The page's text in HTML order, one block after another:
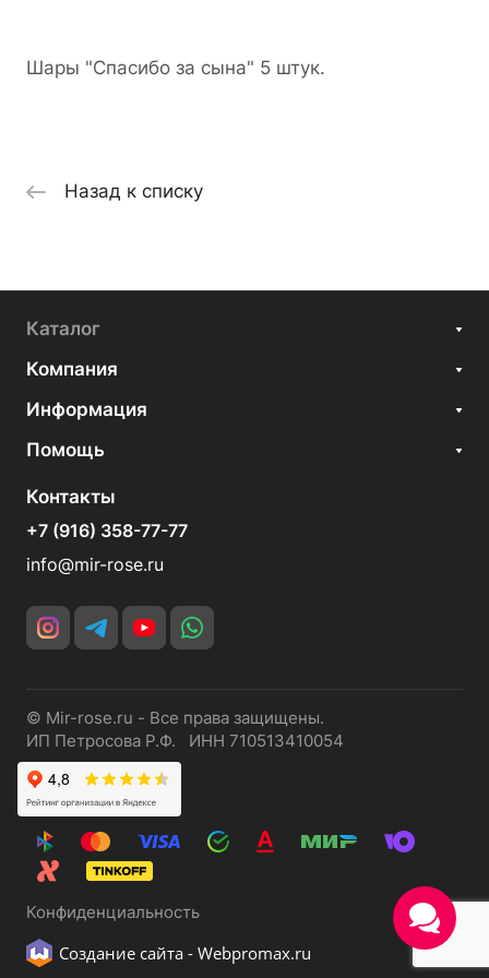
Шары "Спасибо за сына" 5 штук.
Назад к списку
Каталог
Компания
Информация
Помощь
Контакты
+7 (916) 358-77-77
info@mir-rose.ru
© Mir-rose.ru - Все права защищены.
ИП Петросова Р.Ф. ИНН 710513410054
Конфиденциальность
Создание сайта - Webpromax.ru